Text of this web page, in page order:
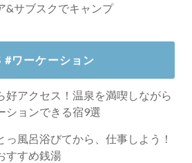
&サブスクでキャンプ
#ワーケーション
好アクセス！温泉を満喫しながら
ションできる宿9選
っ風呂浴びてから、仕事しよう！
すすめ銭湯